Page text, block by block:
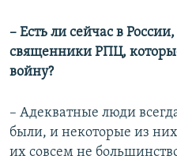
– Есть ли сейчас в
священники РПЦ,
войну?
– Адекватные люди
были, и некоторые из
их совсем не